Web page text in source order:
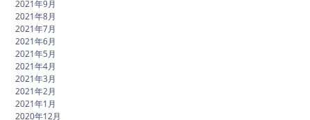
2021年9月
2021年8月
2021年7月
2021年6月
2021年5月
2021年4月
2021年3月
2021年2月
2021年1月
2020年12月